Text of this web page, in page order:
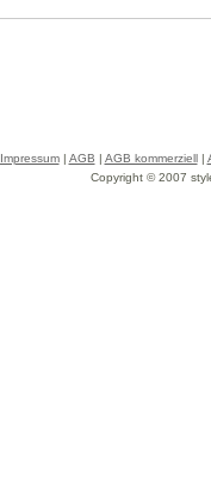
Impressum| AGB | AGB kommerziell|
Copyright © 2007